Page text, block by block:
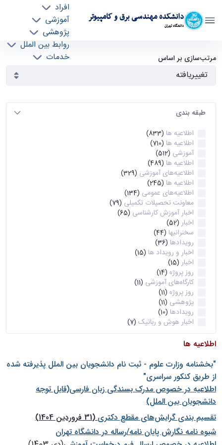
دانشکده مهندسی برق و کامپیوتر
دانشگاه تهران
افراد
آموزشی
پژوهشی
روابط بین الملل
خدمات
آرشیو اطلاعیه ها - ece- دانشکده مهندسی برق و
کامپیوتر
مرتب‌سازی بر اساس
طبقه بندی
اطلاعیه ها (833)
اطلاعیه ها (710)
آموزشی (512)
اطلاعیه ها (489)
اطلاعیه‌های‌ آموزشی (329)
اطلاعیه ها (245)
اطلاعیه‌های عمومی (134)
معاونت تحصیلات تکمیلی (79)
اخبار آموزش کارشناسی (65)
اخبار (52)
سخنرانیها (44)
رویدادها (36)
اخبار و رویداد ها (15)
اخبار (15)
روز پروژه (14)
کارگاه‌های آموزشی (11)
روز پروژه (11)
پژوهشی (11)
رویدادها (10)
اخبار هوش و رباتیک (7)
اطلاعیه ها
"بخشنامه وزارت علوم - ثبت نام دانشجويان بين الملل پذيرفته شده
از طريق كنكور سراسری"
اطلاعیه در خصوص مدرک بسندگی زبان فارسی(قابل توجه
دانشجویان بین الملل)
تقسیم بندی گرایش‌های مقطع دکتری(31 فروردین 1404)
شيوه نامه نگارش پايان نامه/رساله در دانشگاه تهران